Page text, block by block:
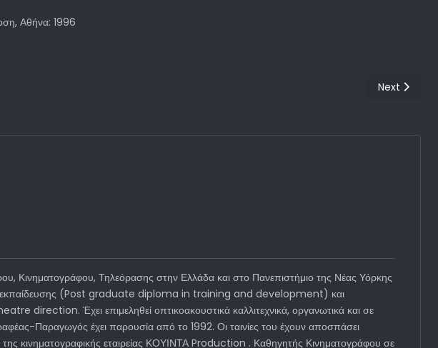
Αθήνα: 1996
Next article:
Next
Κινηματογράφου, Τηλεόρασης στην Ελλάδα και στο Πανεπιστήμιο της Νέας Υόρκης
εκπαίδευσης (Post graduate diploma in training and development) και
direction. Έχει επιμεληθεί οπτικοακουστικά καλλιτεχνικά, οργανωτικά και σε
Παραγωγός έχει παρουσία από το 1992. Οι ταινίες του έχουν αποσπάσει
της κινηματογραφικής εταιρείας ΚΟΥΙΝΤΑ Production . Καθηγητής Κινηματογράφου σε